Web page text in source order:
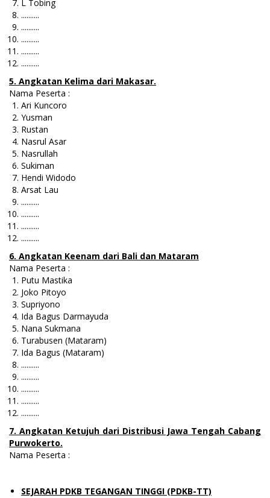
L Tobing
..........
..........
..........
..........
..........
5. Angkatan Kelima dari Makasar.
Nama Peserta :
Ari Kuncoro
Yusman
Rustan
Nasrul Asar
Nasrullah
Sukiman
Hendi Widodo
Arsat Lau
..........
..........
..........
..........
6. Angkatan Keenam dari Bali dan Mataram
Nama Peserta :
Putu Mastika
Joko Pitoyo
Supriyono
Ida Bagus Darmayuda
Nana Sukmana
Turabusen (Mataram)
Ida Bagus (Mataram)
..........
..........
..........
..........
..........
7. Angkatan Ketujuh dari Distribusi Jawa Tengah Cabang
Purwokerto.
Nama Peserta :
SEJARAH PDKB TEGANGAN TINGGI (PDKB-TT)